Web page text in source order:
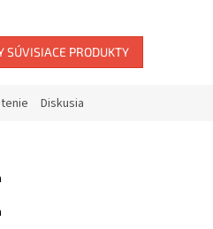
SÚVISIACE PRODUKTY
Diskusia